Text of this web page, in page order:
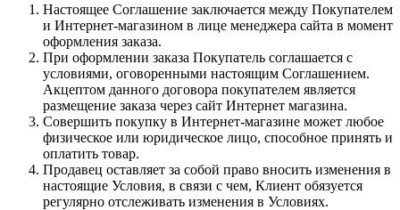
Настоящее Соглашение заключается между Покупателем
и Интернет-магазином в лице менеджера сайта в момент
оформления заказа.
При оформлении заказа Покупатель соглашается с
условиями, оговоренными настоящим Соглашением.
Акцептом данного договора покупателем является
размещение заказа через сайт Интернет магазина.
Совершить покупку в Интернет-магазине может любое
физическое или юридическое лицо, способное принять и
оплатить товар.
Продавец оставляет за собой право вносить изменения в
настоящие Условия, в связи с чем, Клиент обязуется
регулярно отслеживать изменения в Условиях.